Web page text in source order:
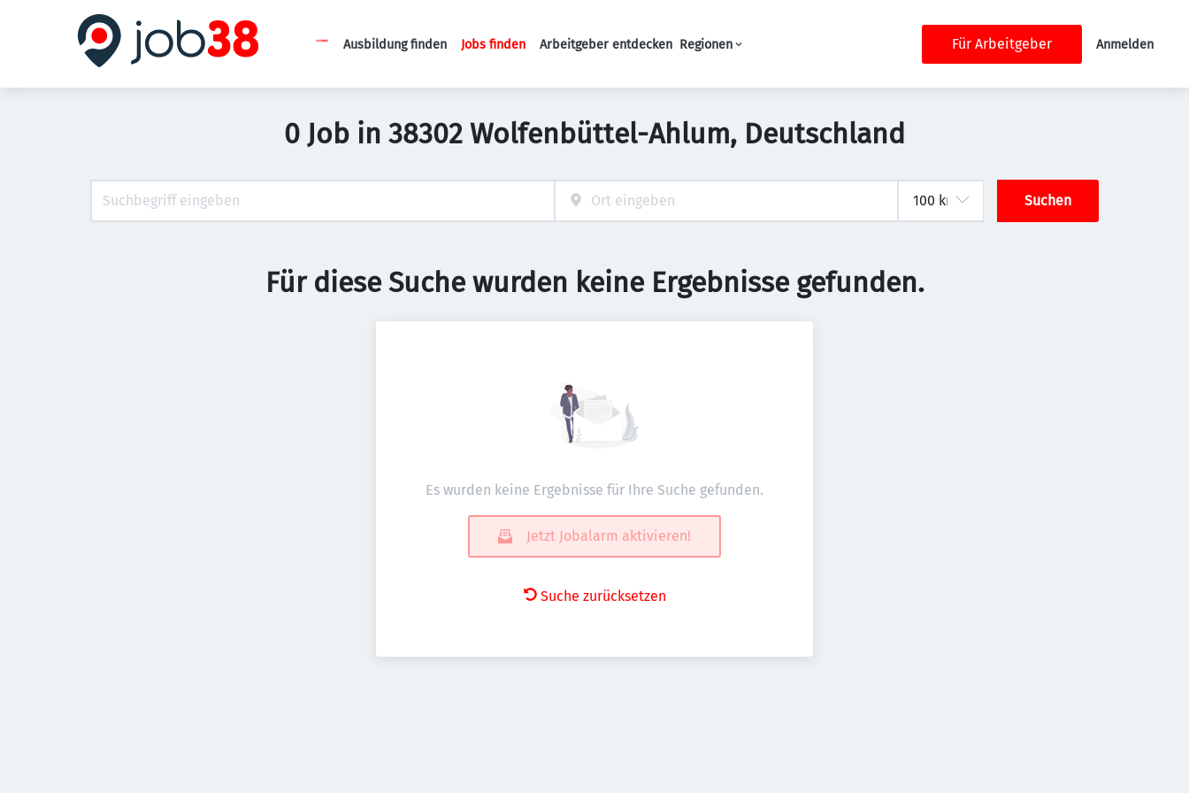
Haupt-Navigation
Ausbildung finden Jobs finden Arbeitgeber entdecken Regionen Für Arbeitgeber Anmelden
0 Job in 38302 Wolfenbüttel-Ahlum, Deutschland
Suchen
Für diese Suche wurden keine Ergebnisse gefunden.
Es wurden keine Ergebnisse für Ihre Suche gefunden.
Jetzt Jobalarm aktivieren!
Suche zurücksetzen